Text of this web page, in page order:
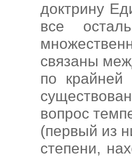
доктрину
все
связаны
по крайней
вопрос
(первый из
степени,